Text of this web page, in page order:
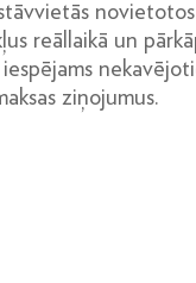
novietotos
reāllaikā un
ziņojumus.